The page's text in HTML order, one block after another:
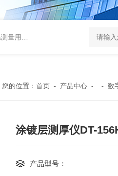
度传感器 36AWG
您的位置： 首页 - 产品中心 - - 数
涂镀层测厚仪DT-
产品型号：